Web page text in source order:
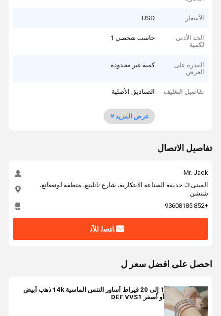
الأسعار USD
الحد الأدنى
لكمية
حاسب شخصي 1
القدرة على
العرض
كمية غير محدودة
تفاصيل التغليف الصناديق الأصلية
عرض المزيد
تفاصيل الاتصال
Mr. Jack
المبنى 3، حديقة الصناعة الابتكارية، شارع نانلينغ، منطقة لونغغانغ،
شنشن
+852 93608185
ﺎﺘﺼﻟ ﺍﻶﻧ
احصل على افضل سعر ل
1 إلى 20 قيراط أساور التنس الماسية 14k ذهب أبيض
أو أصفر DEF VVS1